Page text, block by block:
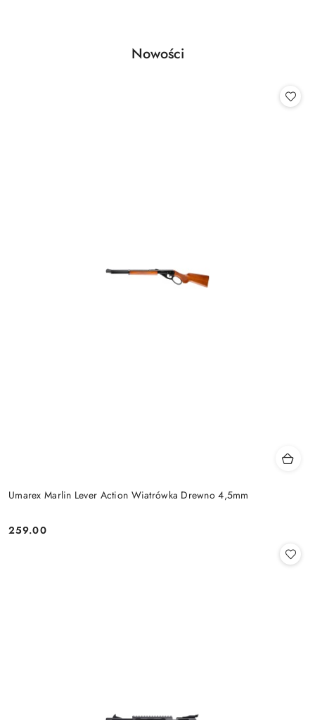
Pomiń karuzelę produktów
Produkty
Nowości
Umarex Marlin Lever Action Wiatrówka Drewno 4,5mm
Cena:
259.00